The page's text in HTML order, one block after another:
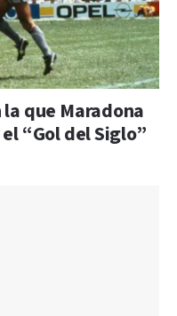
que Maradona
“Gol del Siglo”